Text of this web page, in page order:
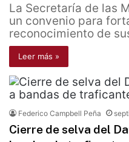
La Secretaría de las
un convenio para
reconocimiento de
Leer más »
Federico Campbell Peña
Cierre de selva del